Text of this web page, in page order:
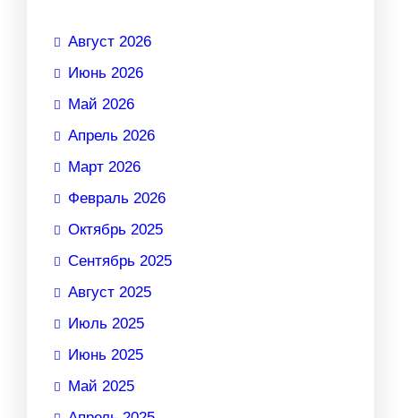
Август 2026
Июнь 2026
Май 2026
Апрель 2026
Март 2026
Февраль 2026
Октябрь 2025
Сентябрь 2025
Август 2025
Июль 2025
Июнь 2025
Май 2025